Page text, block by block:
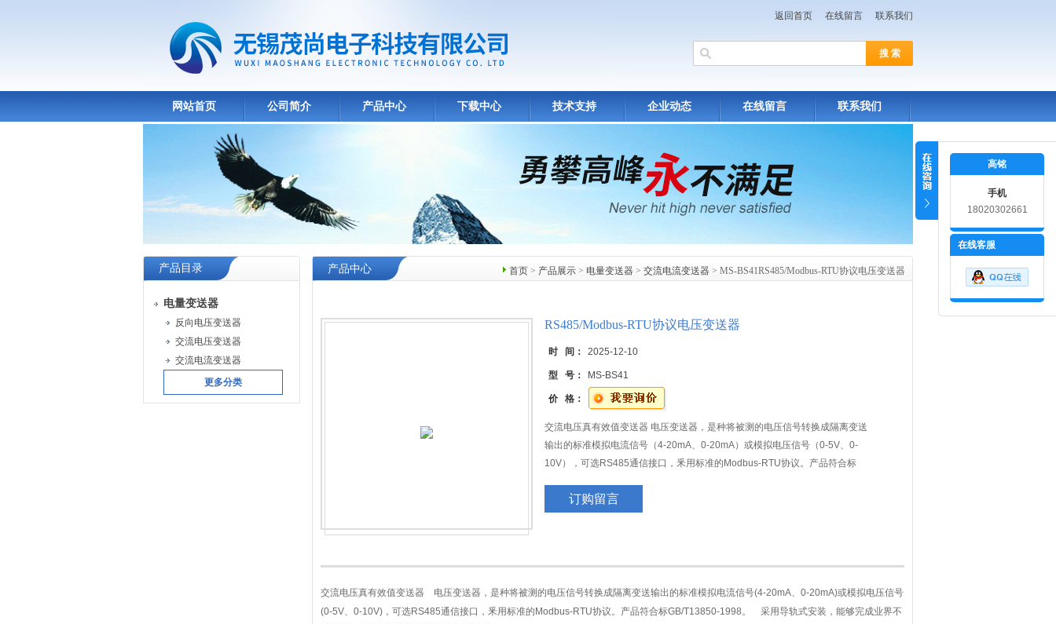
返回首页 在线留言 联系我们
网站首页 公司简介 产品中心 下载中心 技术支持 企业动态 在线留言 联系我们
产品目录
电量变送器
反向电压变送器
交流电压变送器
交流电流变送器
更多分类
首页 > 产品展示 > 电量变送器 > 交流电流变送器 > MS-BS41RS485/Modbus-RTU协议电压变送器
产品中心
RS485/Modbus-RTU协议电压变送器
时 间： 2025-12-10
型 号： MS-BS41
价 格：
交流电压真有效值变送器 电压变送器，是种将被测的电压信号转换成隔离变送
输出的标准模拟电流信号（4-20mA、0-20mA）或模拟电压信号（0-5V、0-
10V），可选RS485通信接口，釆用标准的Modbus-RTU协议。产品符合标
机通讯软件的组网
订购留言
交流电压真有效值变送器 电压变送器，是种将被测的电压信号转换成隔离变送输出的标准模拟电流信号(4-20mA、0-20mA)或模拟电压信号
(0-5V、0-10V)，可选RS485通信接口，釆用标准的Modbus-RTU协议。产品符合标GB/T13850-1998。 采用导轨式安装，能够完成业界不
高铭
手机
18020302661
在线客服